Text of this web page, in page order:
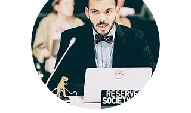
climatique pour le porter à 5,3
milliards de dollars, le Canada a
répondu à la demande d’une plus
grande ambition climatique. Mais
alors comment le pays a
concrétisé cette promesse ? Les
aides financières des pays les